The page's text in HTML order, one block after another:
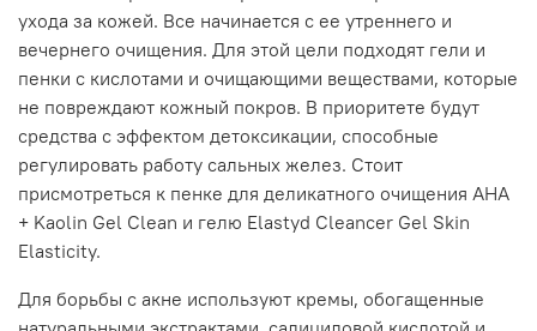
ухода за кожей. Все начинается с ее утреннего и
вечернего очищения. Для этой цели подходят гели и
пенки с кислотами и очищающими веществами, которые
не повреждают кожный покров. В приоритете будут
средства с эффектом детоксикации, способные
регулировать работу сальных желез. Стоит
присмотреться к пенке для деликатного очищения AHA
+ Kaolin Gel Clean и гелю Elastyd Cleancer Gel Skin
Elasticity.
Для борьбы с акне используют кремы, обогащенные